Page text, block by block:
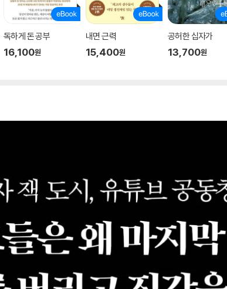
독하게 돈 공부
16,100원
내면 근력
15,400원
공허한 십자가
13,700원